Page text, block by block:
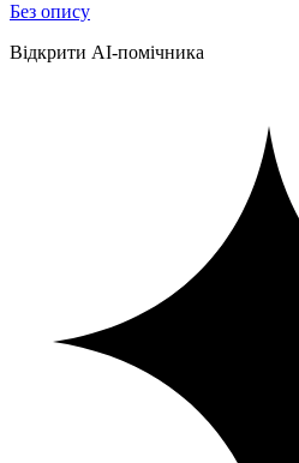
Без опису
Відкрити AI-помічника